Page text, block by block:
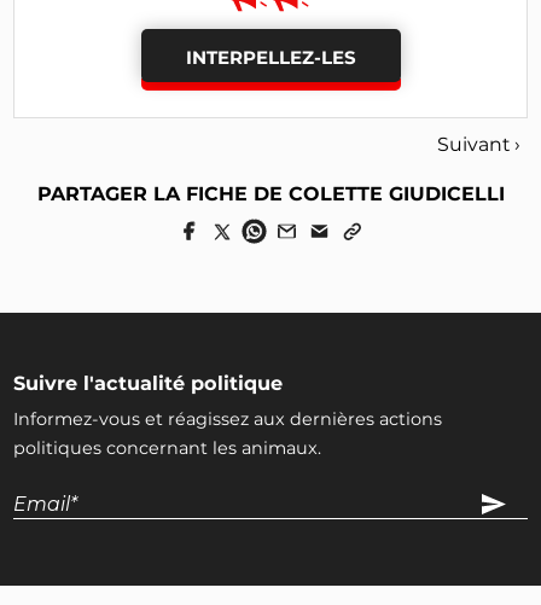
INTERPELLEZ-LES
Suivant ›
PARTAGER LA FICHE DE COLETTE GIUDICELLI
Suivre l'actualité politique
Informez-vous et réagissez aux dernières actions
politiques concernant les animaux.